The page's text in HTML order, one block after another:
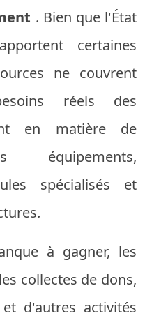
. Bien que l'État
certaines
ne couvrent
réels des
en matière de
équipements,
spécialisés et
à gagner, les
collectes de dons,
d'autres activités